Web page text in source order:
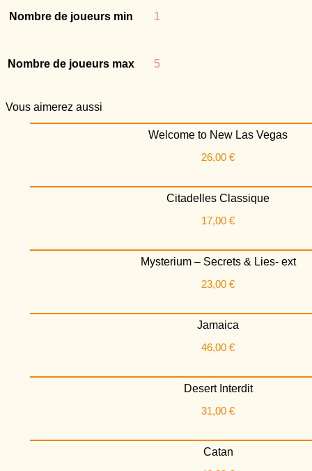
Nombre de joueurs min 1
Nombre de joueurs max 5
Vous aimerez aussi
Welcome to New Las Vegas
26,00 €
Citadelles Classique
17,00 €
Mysterium – Secrets & Lies- ext
23,00 €
Jamaica
46,00 €
Desert Interdit
31,00 €
Catan